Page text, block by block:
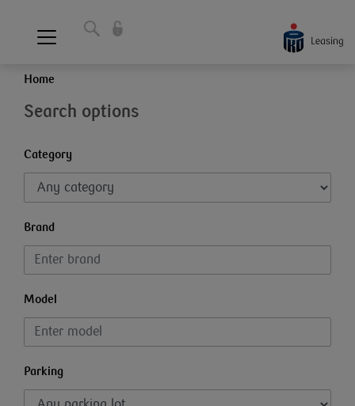
Home
Search options
Category
Brand
Model
Parking